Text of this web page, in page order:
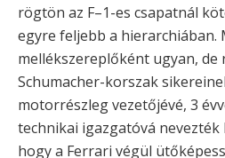
rögtön az F–1-es csapatnál
egyre feljebb a hierarchiában.
mellékszereplőként ugyan, de
Schumacher-korszak
motorrészleg vezetőjévé, 3
technikai igazgatóvá nevezték
hogy a Ferrari végül